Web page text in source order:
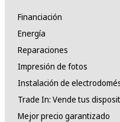
Financiación
Energía
Reparaciones
Impresión de fotos
Instalación de
Trade In: Vende tus
Mejor precio garantizado